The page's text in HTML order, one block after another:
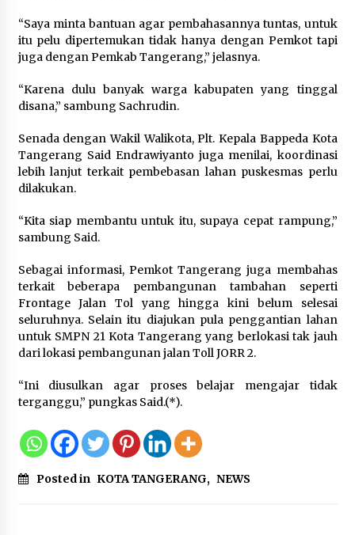
Skandal Nepotisme Desa Buaran
Bambu Meledak!”
Pembangun Harapan Warga
“Saya minta bantuan agar pembahasannya tuntas, untuk
itu pelu dipertemukan tidak hanya dengan Pemkot tapi
juga dengan Pemkab Tangerang,” jelasnya.
“Karena dulu banyak warga kabupaten yang tinggal
disana,” sambung Sachrudin.
Senada dengan Wakil Walikota, Plt. Kepala Bappeda Kota
Tangerang Said Endrawiyanto juga menilai, koordinasi
lebih lanjut terkait pembebasan lahan puskesmas perlu
dilakukan.
“Kita siap membantu untuk itu, supaya cepat rampung,”
sambung Said.
Sebagai informasi, Pemkot Tangerang juga membahas
terkait beberapa pembangunan tambahan seperti
Frontage Jalan Tol yang hingga kini belum selesai
seluruhnya. Selain itu diajukan pula penggantian lahan
untuk SMPN 21 Kota Tangerang yang berlokasi tak jauh
dari lokasi pembangunan jalan Toll JORR 2.
“Ini diusulkan agar proses belajar mengajar tidak
terganggu,” pungkas Said.(*).
Posted in KOTA TANGERANG, NEWS